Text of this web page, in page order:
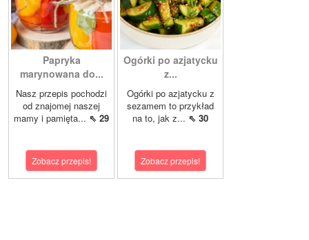
Papryka
marynowana do...
Nasz przepis pochodzi
od znajomej naszej
mamy i pamięta... ⇖ 29
Zobacz przepis!
Ogórki po azjatycku
z...
Ogórki po azjatycku z
sezamem to przykład
na to, jak z... ⇖ 30
Zobacz przepis!